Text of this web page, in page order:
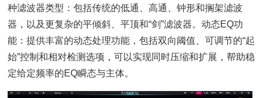
种滤波器类型：包括传统的低通、高通、钟形和搁架滤波
器，以及更复杂的平倾斜、平顶和“剑”滤波器。动态EQ功
能：提供丰富的动态处理功能，包括双向阈值、可调节的“起
始”控制和相对检测选项，可以实现同时压缩和扩展，帮助稳
定给定频率的EQ瞬态与主体。